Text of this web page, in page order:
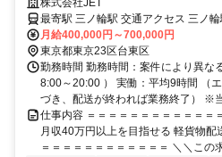
株式会社JET
最寄駅 三ノ輪駅 交通アクセ
月給400,000円～700,000円
東京都東京23区台東区
勤務時間 勤務時間：案件により異な
8:00～20:00 ） 実働：平均9時間 （
づき、配送が終われば業務終了） ※
仕事内容 ＝＝＝＝＝＝＝＝＝＝＝＝
月収40万円以上を目指せる 軽貨物配
＝＝＝＝＝＝＝＝＝＝＝＝ ＼＼この